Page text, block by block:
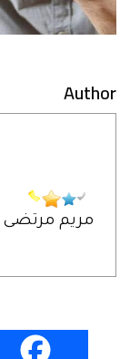
Author
مريم مرتضى